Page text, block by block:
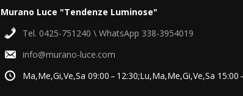
Murano Luce "Tendenze Luminose"
Tel. 0425-751240 \ WhatsApp 338-3954019
info@murano-luce.com
Ma,Me,Gi,Ve,Sa 09:00 – 12:30;Lu,Ma,Me,Gi,Ve,Sa 15:00